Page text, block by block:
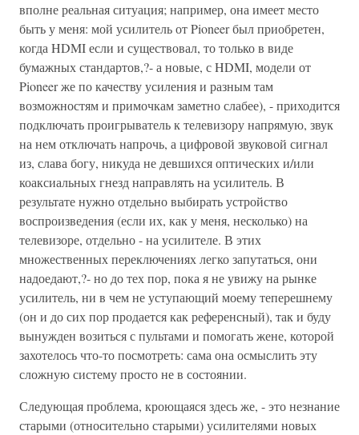
вполне реальная ситуация; например, она имеет место
быть у меня: мой усилитель от Pioneer был приобретен,
когда HDMI если и существовал, то только в виде
бумажных стандартов,?- а новые, с HDMI, модели от
Pioneer же по качеству усиления и разным там
возможностям и примочкам заметно слабее), - приходится
подключать проигрыватель к телевизору напрямую, звук
на нем отключать напрочь, а цифровой звуковой сигнал
из, слава богу, никуда не девшихся оптических и/или
коаксиальных гнезд направлять на усилитель. В
результате нужно отдельно выбирать устройство
воспроизведения (если их, как у меня, несколько) на
телевизоре, отдельно - на усилителе. В этих
множественных переключениях легко запутаться, они
надоедают,?- но до тех пор, пока я не увижу на рынке
усилитель, ни в чем не уступающий моему теперешнему
(он и до сих пор продается как референсный), так и буду
вынужден возиться с пультами и помогать жене, которой
захотелось что-то посмотреть: сама она осмыслить эту
сложную систему просто не в состоянии.
Следующая проблема, кроющаяся здесь же, - это незнание
старыми (относительно старыми) усилителями новых